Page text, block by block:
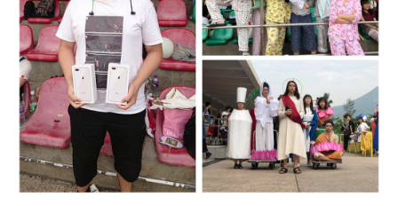
生成式AI與雲端應用
Enterprise Digital Transformation
特集